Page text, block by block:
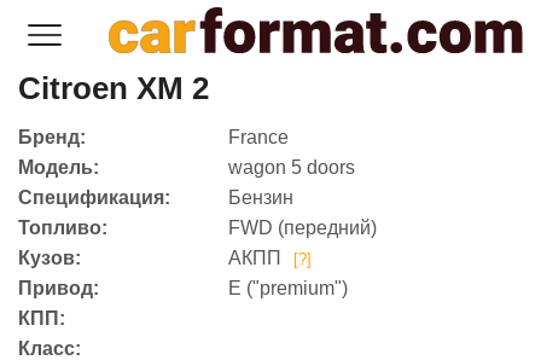
Citroen XM 2
Бренд:
Модель:
Спецификация:
Топливо:
Кузов:
Привод:
КПП:
Класс:
France
wagon 5 doors
Бензин
FWD (передний)
АКПП
[?]
E ("premium")